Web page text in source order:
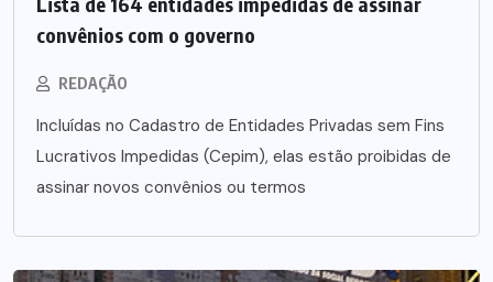
convênios com o governo
REDAÇÃO
Incluídas no Cadastro de Entidades Privadas sem Fins
Lucrativos Impedidas (Cepim), elas estão proibidas de
assinar novos convênios ou termos